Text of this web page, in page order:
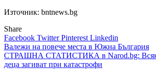
Източник: bntnews.bg
Share
Facebook TwitterPinterest Linkedin
Навигация
Валежи на повече места в Южна България
СТРАШНА СТАТИСТИКА в Narod.bg:
деца загиват при катастрофи